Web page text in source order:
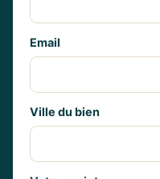
Email
Ville du bien